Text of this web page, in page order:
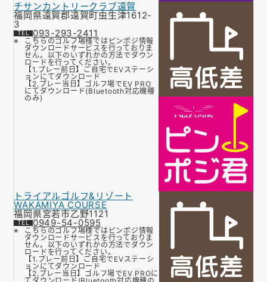
チサンカントリークラブ遠賀
福岡県遠賀郡遠賀町虫生津1612-
3
093-293-2411
こちらのゴルフ場様ではピンポジ情報
ダウンロードサービスを行っておりま
せん。以下のいずれかの方法でダウン
ロードを行ってください。
【1.プレー前日】ご自宅でEVステーシ
ョンにてダウンロード
【2.プレー当日】ゴルフ場でEV PRO
にてダウンロード(Bluetooth対応機種
のみ)
トライアルゴルフ&リゾート
WAKAMIYA COURSE
福岡県宮若市乙野1121
0949-54-0595
こちらのゴルフ場様ではピンポジ情報
ダウンロードサービスを行っておりま
せん。以下のいずれかの方法でダウン
ロードを行ってください。
【1.プレー前日】ご自宅でEVステーシ
ョンにてダウンロード
【2.プレー当日】ゴルフ場でEV PROに